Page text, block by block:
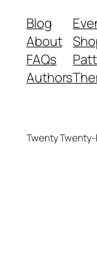
Blog
About
FAQs
Authors
Twenty Twenty-